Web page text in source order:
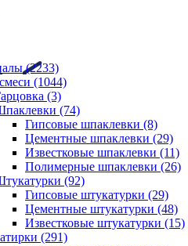
(2233)
(1044)
(3)
(74)
Гипсовые шпаклевки (8)
Цементные шпаклевки (29)
Известковые шпаклевки (11)
Полимерные шпаклевки (26)
(92)
Гипсовые штукатурки (29)
Цементные штукатурки (48)
Известковые штукатурки (15)
(291)